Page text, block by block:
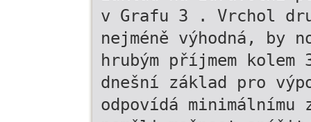
v Grafu 3 . Vrchol
nejméně výhodná, by
hrubým příjmem
dnešní základ pro
odpovídá